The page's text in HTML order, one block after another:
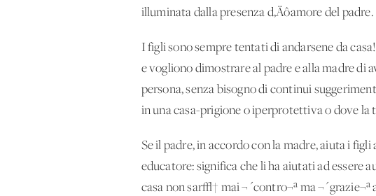
illuminata dalla presenza d‚Äôamore del padre.
I figli sono sempre tentati di andarsene da
e vogliono dimostrare al padre e alla madre di
persona, senza bisogno di continui
in una casa-prigione o iperprotettiva o dove la
Se il padre, in accordo con la madre, aiuta i
educatore: significa che li ha aiutati ad essere
casa non sar√† mai ¬´contro¬ª ma